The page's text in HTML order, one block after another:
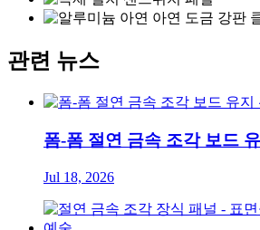
관련 뉴스
폼-폼 절연 금속 조각 보드
Jul 18, 2026